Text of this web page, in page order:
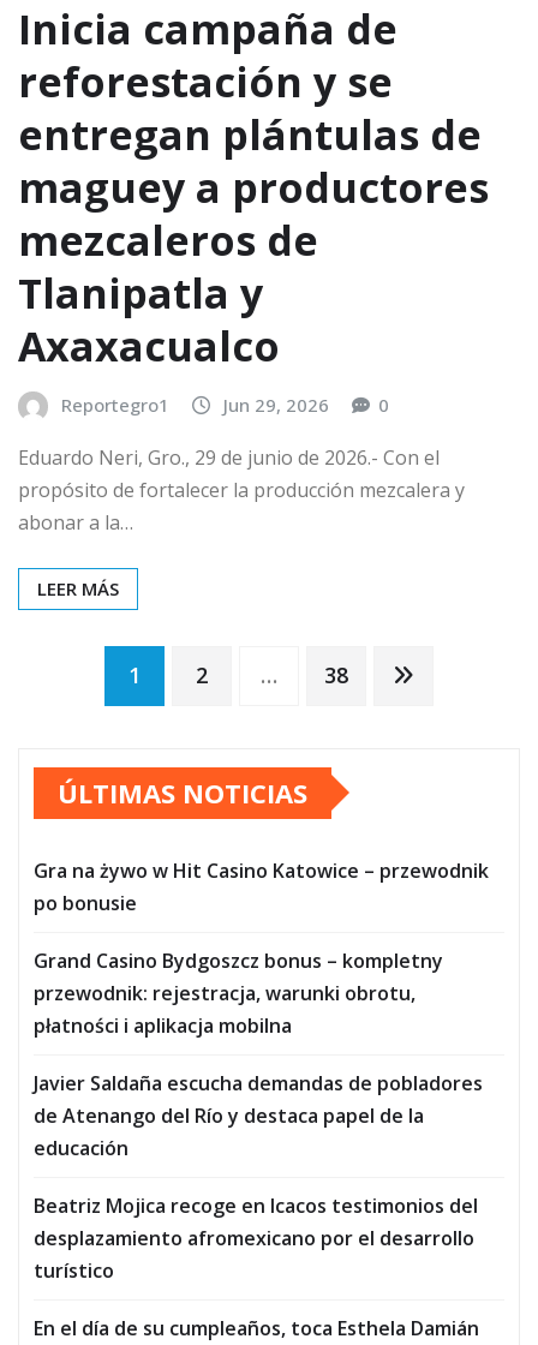
Inicia campaña de
reforestación y se
entregan plántulas de
maguey a productores
mezcaleros de
Tlanipatla y
Axaxacualco
Reportegro1 Jun 29, 2026 0
Eduardo Neri, Gro., 29 de junio de 2026.- Con el
propósito de fortalecer la producción mezcalera y
abonar a la…
LEER MÁS
Paginación
de
entradas
1 2 … 38
ÚLTIMAS NOTICIAS
Gra na żywo w Hit Casino Katowice – przewodnik
po bonusie
Grand Casino Bydgoszcz bonus – kompletny
przewodnik: rejestracja, warunki obrotu,
płatności i aplikacja mobilna
Javier Saldaña escucha demandas de pobladores
de Atenango del Río y destaca papel de la
educación
Beatriz Mojica recoge en Icacos testimonios del
desplazamiento afromexicano por el desarrollo
turístico
En el día de su cumpleaños, toca Esthela Damián